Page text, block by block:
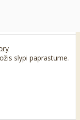
slypi paprastume.